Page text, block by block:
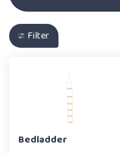
Filter
Bedladder